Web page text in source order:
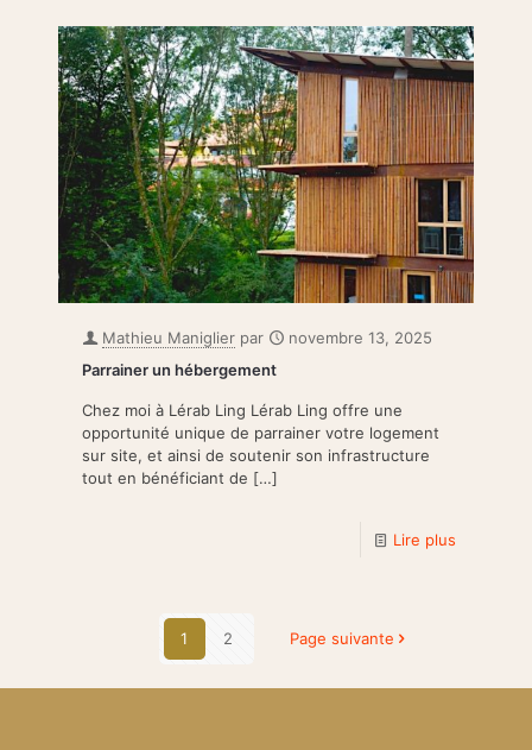
Mathieu Maniglier par
novembre 13, 2025
Parrainer un hébergement
Chez moi à Lérab Ling Lérab Ling offre une
opportunité unique de parrainer votre logement
sur site, et ainsi de soutenir son infrastructure
tout en bénéficiant de […]
Lire plus
1 2 Page suivante